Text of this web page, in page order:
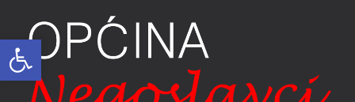
Open toolbar
content